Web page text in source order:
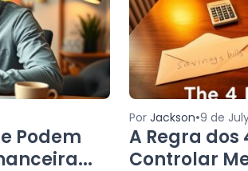
Podem
Por Jackson•9 de
A Regra dos
Controlar